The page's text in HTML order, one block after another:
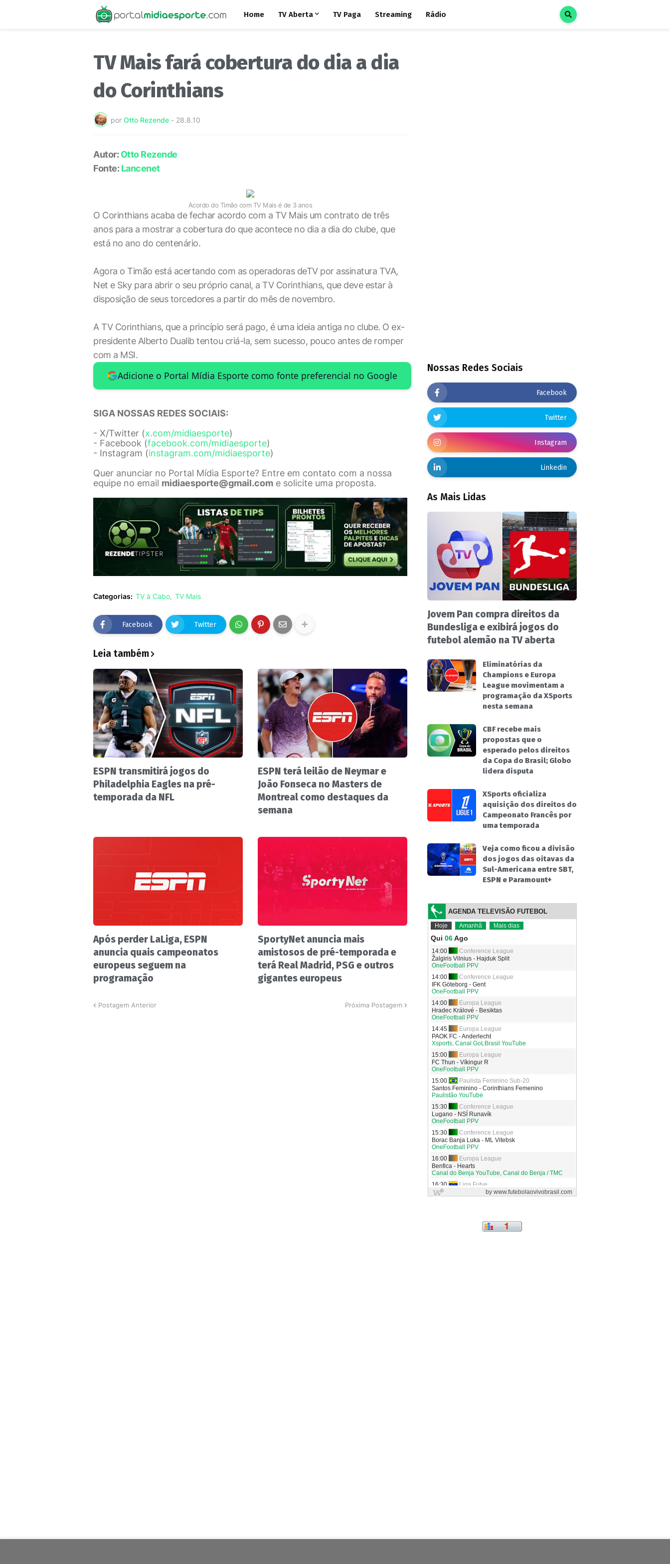
Home TV Aberta TV Paga Streaming Rádio
TV Mais fará cobertura do dia a dia
do Corinthians
por Otto Rezende - 28.8.10
Autor: Otto Rezende
Fonte: Lancenet
Acordo do Timão com TV Mais é de 3 anos
O Corinthians acaba de fechar acordo com a TV Mais um contrato de três
anos para a mostrar a cobertura do que acontece no dia a dia do clube, que
está no ano do centenário.
Agora o Timão está acertando com as operadoras deTV por assinatura TVA,
Net e Sky para abrir o seu próprio canal, a TV Corinthians, que deve estar à
disposição de seus torcedores a partir do mês de novembro.
A TV Corinthians, que a princípio será pago, é uma ideia antiga no clube. O ex-
presidente Alberto Dualib tentou criá-la, sem sucesso, pouco antes de romper
com a MSI.
Adicione o Portal Mídia Esporte como fonte preferencial no Google
SIGA NOSSAS REDES SOCIAIS:
- X/Twitter (x.com/midiaesporte)
- Facebook (facebook.com/midiaesporte)
- Instagram (instagram.com/midiaesporte)
Quer anunciar no Portal Mídia Esporte? Entre em contato com a nossa
equipe no email midiaesporte@gmail.com e solicite uma proposta.
Categorias: TV à Cabo TV Mais
Facebook Twitter
Leia também
ESPN transmitirá jogos do
Philadelphia Eagles na pré-
temporada da NFL
ESPN terá leilão de Neymar e
João Fonseca no Masters de
Montreal como destaques da
semana
Após perder LaLiga, ESPN
anuncia quais campeonatos
europeus seguem na
programação
SportyNet anuncia mais
amistosos de pré-temporada e
terá Real Madrid, PSG e outros
gigantes europeus
Postagem Anterior Próxima Postagem
Nossas Redes Sociais
Facebook
Twitter
Instagram
Linkedin
As Mais Lidas
Jovem Pan compra direitos da
Bundesliga e exibirá jogos do
futebol alemão na TV aberta
Eliminatórias da
Champions e Europa
League movimentam a
programação da XSports
nesta semana
CBF recebe mais
propostas que o
esperado pelos direitos
da Copa do Brasil; Globo
lidera disputa
XSports oficializa
aquisição dos direitos do
Campeonato Francês por
uma temporada
Veja como ficou a divisão
dos jogos das oitavas da
Sul-Americana entre SBT,
ESPN e Paramount+